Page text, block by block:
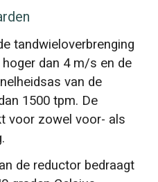
tandwieloverbrenging
dan 4 m/s en de
van de
1500 tpm. De
voor zowel voor- als
de reductor bedraagt